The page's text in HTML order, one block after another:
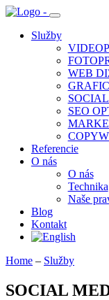
Služby
WEB
SEO
Referencie
O nás
O nás
Technika
Naše
Blog
Kontakt
Home – Služby
SOCIAL